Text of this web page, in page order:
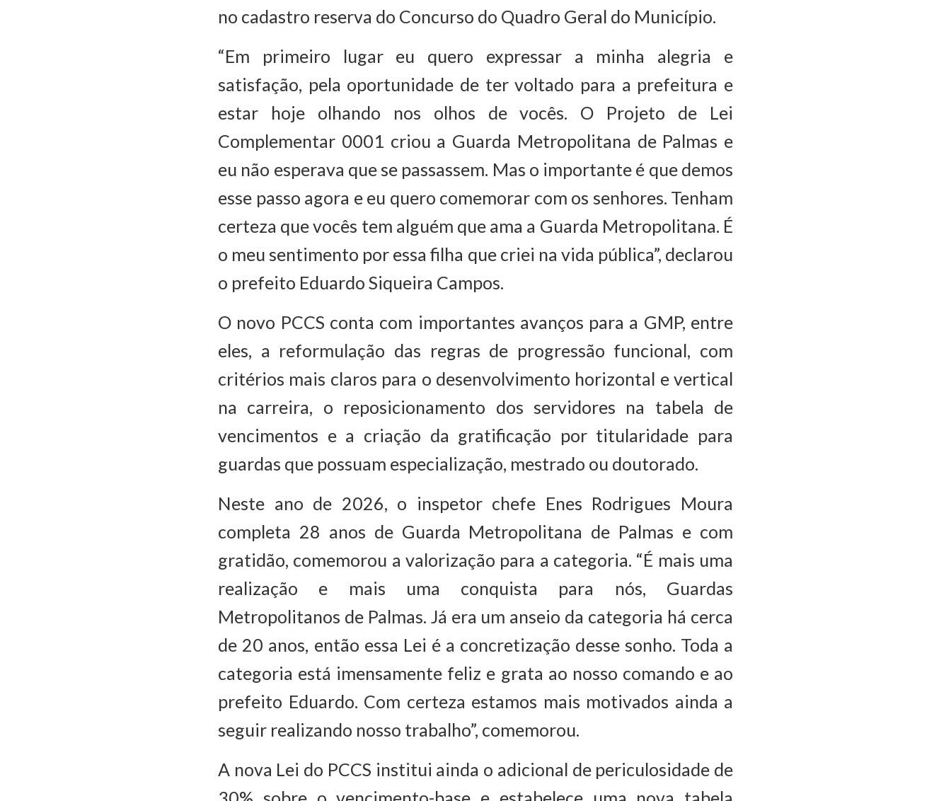
no cadastro reserva do Concurso do Quadro Geral do Município.
“Em primeiro lugar eu quero expressar a minha alegria e
satisfação, pela oportunidade de ter voltado para a prefeitura e
estar hoje olhando nos olhos de vocês. O Projeto de Lei
Complementar 0001 criou a Guarda Metropolitana de Palmas e
eu não esperava que se passassem. Mas o importante é que demos
esse passo agora e eu quero comemorar com os senhores. Tenham
certeza que vocês tem alguém que ama a Guarda Metropolitana. É
o meu sentimento por essa filha que criei na vida pública”, declarou
o prefeito Eduardo Siqueira Campos.
O novo PCCS conta com importantes avanços para a GMP, entre
eles, a reformulação das regras de progressão funcional, com
critérios mais claros para o desenvolvimento horizontal e vertical
na carreira, o reposicionamento dos servidores na tabela de
vencimentos e a criação da gratificação por titularidade para
guardas que possuam especialização, mestrado ou doutorado.
Neste ano de 2026, o inspetor chefe Enes Rodrigues Moura
completa 28 anos de Guarda Metropolitana de Palmas e com
gratidão, comemorou a valorização para a categoria. “É mais uma
realização e mais uma conquista para nós, Guardas
Metropolitanos de Palmas. Já era um anseio da categoria há cerca
de 20 anos, então essa Lei é a concretização desse sonho. Toda a
categoria está imensamente feliz e grata ao nosso comando e ao
prefeito Eduardo. Com certeza estamos mais motivados ainda a
seguir realizando nosso trabalho”, comemorou.
A nova Lei do PCCS institui ainda o adicional de periculosidade de